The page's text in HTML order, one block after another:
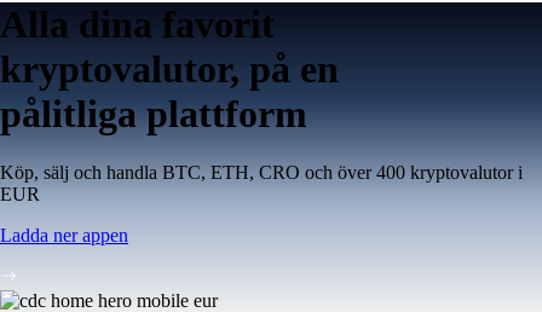
Alla dina favorit
kryptovalutor, på en
pålitliga plattform
Köp, sälj och handla BTC, ETH, CRO och över 400 kryptovalutor i
EUR
Ladda ner appen